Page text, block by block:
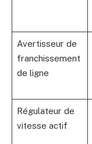
Avertisseur de
franchissement
de ligne
Régulateur de
vitesse actif